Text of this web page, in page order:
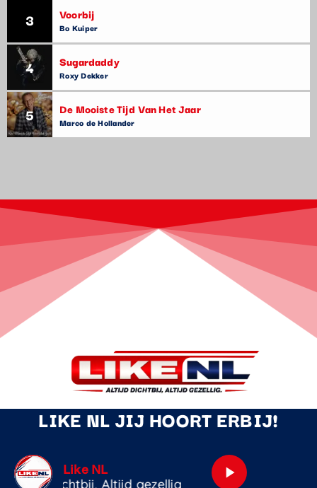
3 Voorbij
Bo Kuiper
4 Sugardaddy
Roxy Dekker
5 De Mooiste Tijd Van Het Jaar
Marco de Hollander
LIKE NL JIJ HOORT ERBIJ!
De Allergrootste Glimlach
Priscilla Ophof
play_arrow